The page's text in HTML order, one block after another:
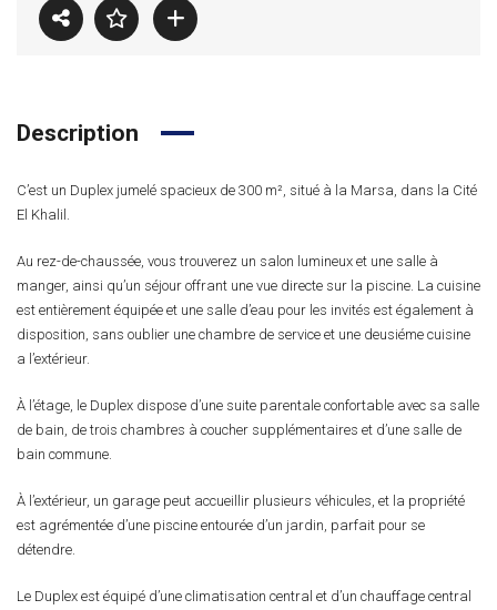
Description
C’est un Duplex jumelé spacieux de 300 m², situé à la Marsa, dans la Cité
El Khalil.
Au rez-de-chaussée, vous trouverez un salon lumineux et une salle à
manger, ainsi qu’un séjour offrant une vue directe sur la piscine. La cuisine
est entièrement équipée et une salle d’eau pour les invités est également à
disposition, sans oublier une chambre de service et une deusiéme cuisine
a l’extérieur.
À l’étage, le Duplex dispose d’une suite parentale confortable avec sa salle
de bain, de trois chambres à coucher supplémentaires et d’une salle de
bain commune.
À l’extérieur, un garage peut accueillir plusieurs véhicules, et la propriété
est agrémentée d’une piscine entourée d’un jardin, parfait pour se
détendre.
Le Duplex est équipé d’une climatisation central et d’un chauffage central